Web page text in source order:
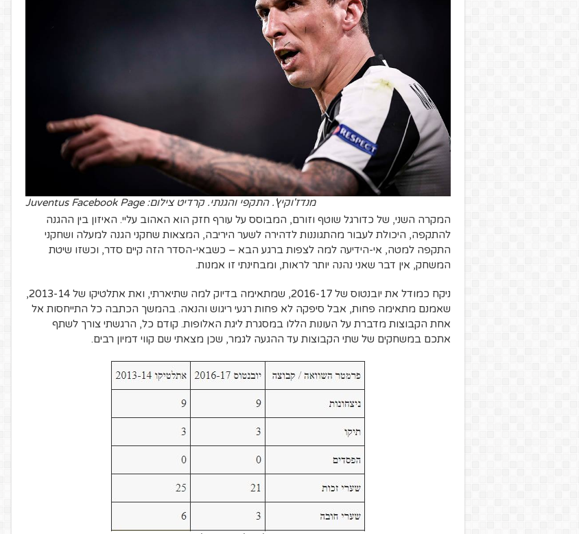
מנדז'וקיץ'. התקפי והגנתי. קרדיט צילום: Juventus Facebook Page
המקרה השני, של כדורגל שוטף וזורם, המבוסס על עורף חזק הוא האהוב עליי. האיזון בין ההגנה
להתקפה, היכולת לעבור מהתגוננות לדהירה לשער היריבה, המצאות שחקני הגנה למעלה ושחקני
התקפה למטה, אי-הידיעה למה לצפות ברגע הבא – כשבאי-הסדר הזה קיים סדר, וכשזו שיטת
המשחק, אין דבר שאני נהנה יותר לראות, ומבחינתי זו אמנות.
ניקח כמודל את יובנטוס של 2016-17, שמתאימה בדיוק למה שתיארתי, ואת אתלטיקו של 2013-14,
שאמנם מתאימה פחות, אבל סיפקה לא פחות רגעי ריגוש והנאה. בהמשך הכתבה כל התייחסות אל
אחת הקבוצות מדברת על העונות הללו במסגרת ליגת האלופות. קודם כל, הרגשתי צורך לשתף
אתכם במשחקים של שתי הקבוצות עד ההגעה לגמר, שכן מצאתי שם קווי דמיון רבים.